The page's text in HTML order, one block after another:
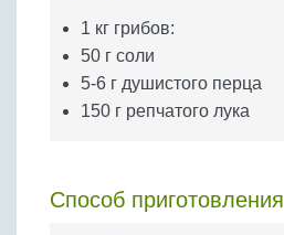
Яйца
Крупы
1 кг грибов:
50 г соли
5-6 г душистого перца
150 г репчатого лука
Способ приготовления